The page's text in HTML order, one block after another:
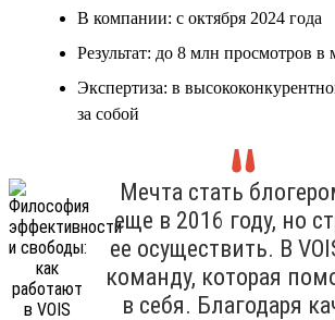
В компании: с октября 2024 года
Результат: до 8 млн просмотров в
Экспертиза: в
за собой
Мечта стать
еще в 2016 году, но
ее осуществить. В
команду, которая
в себя. Благодаря